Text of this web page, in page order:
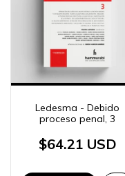
Ledesma - Debido
proceso penal, 3
$64.21 USD